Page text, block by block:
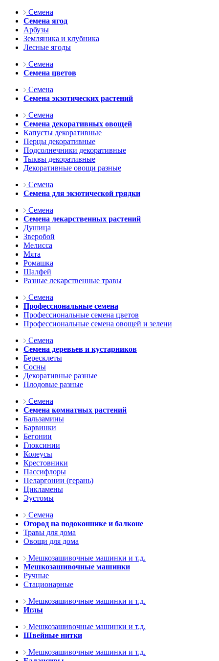
Семена
Семена ягод
Арбузы
Земляника и клубника
Лесные ягоды
Семена
Семена цветов
Семена
Семена экзотических растений
Семена
Семена декоративных овощей
Капусты декоративные
Перцы декоративные
Подсолнечники декоративные
Тыквы декоративные
Декоративные овощи разные
Семена
Семена для экзотической грядки
Семена
Семена лекарственных растений
Душица
Зверобой
Мелисса
Мята
Ромашка
Шалфей
Разные лекарственные травы
Семена
Профессиональные семена
Профессиональные семена цветов
Профессиональные семена овощей и зелени
Семена
Семена деревьев и кустарников
Бересклеты
Сосны
Декоративные разные
Плодовые разные
Семена
Семена комнатных растений
Бальзамины
Барвинки
Бегонии
Глоксинии
Колеусы
Крестовники
Пассифлоры
Пеларгонии (герань)
Цикламены
Эустомы
Семена
Огород на подоконнике и балконе
Травы для дома
Овощи для дома
Мешкозашивочные машинки и т.д.
Мешкозашивочные машинки
Ручные
Стационарные
Мешкозашивочные машинки и т.д.
Иглы
Мешкозашивочные машинки и т.д.
Швейные нитки
Мешкозашивочные машинки и т.д.